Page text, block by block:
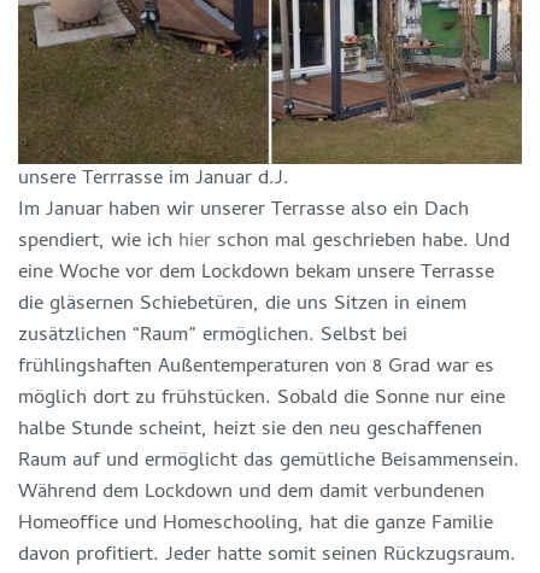
unsere Terrrasse im Januar d.J.
Im Januar haben wir unserer Terrasse also ein Dach
spendiert, wie ich hier schon mal geschrieben habe. Und
eine Woche vor dem Lockdown bekam unsere Terrasse
die gläsernen Schiebetüren, die uns Sitzen in einem
zusätzlichen “Raum” ermöglichen. Selbst bei
frühlingshaften Außentemperaturen von 8 Grad war es
möglich dort zu frühstücken. Sobald die Sonne nur eine
halbe Stunde scheint, heizt sie den neu geschaffenen
Raum auf und ermöglicht das gemütliche Beisammensein.
Während dem Lockdown und dem damit verbundenen
Homeoffice und Homeschooling, hat die ganze Familie
davon profitiert. Jeder hatte somit seinen Rückzugsraum.